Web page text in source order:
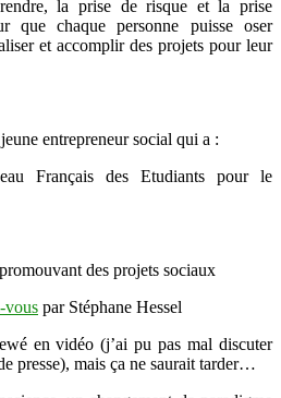
la prise de risque et la prise
que chaque personne puisse oser
et accomplir des projets pour leur
entrepreneur social qui a :
Français des Etudiants pour le
des projets sociaux
vous par Stéphane Hessel
en vidéo (j’ai pu pas mal discuter
presse), mais ça ne saurait tarder…